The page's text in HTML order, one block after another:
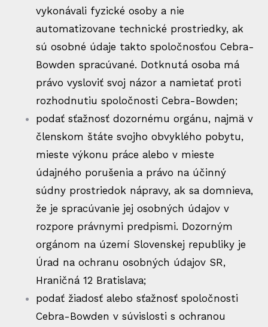
vykonávali fyzické osoby a nie
automatizovane technické prostriedky, ak
sú osobné údaje takto spoločnosťou Cebra-
Bowden spracúvané. Dotknutá osoba má
právo vysloviť svoj názor a namietať proti
rozhodnutiu spoločnosti Cebra-Bowden;
podať sťažnosť dozornému orgánu, najmä v
členskom štáte svojho obvyklého pobytu,
mieste výkonu práce alebo v mieste
údajného porušenia a právo na účinný
súdny prostriedok nápravy, ak sa domnieva,
že je spracúvanie jej osobných údajov v
rozpore právnymi predpismi. Dozorným
orgánom na území Slovenskej republiky je
Úrad na ochranu osobných údajov SR,
Hraničná 12 Bratislava;
podať žiadosť alebo sťažnosť spoločnosti
Cebra-Bowden v súvislosti s ochranou